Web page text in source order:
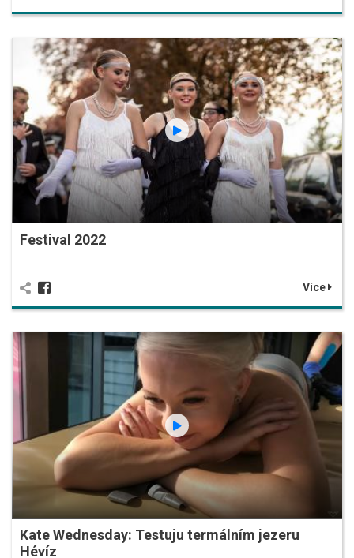
Festival 2022
Více
Kate Wednesday: Testuju termálním jezeru
Hévíz